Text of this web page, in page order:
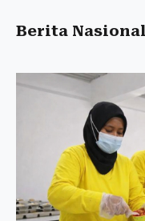
Berita Nasional